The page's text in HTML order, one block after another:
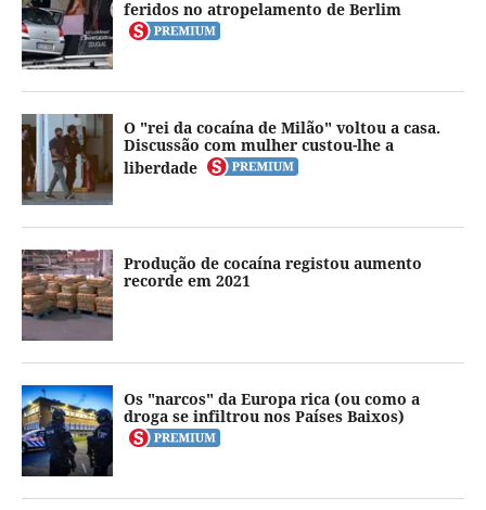
feridos no atropelamento de Berlim
O "rei da cocaína de Milão" voltou a casa.
Discussão com mulher custou-lhe a
liberdade
Produção de cocaína registou aumento
recorde em 2021
Os "narcos" da Europa rica (ou como a
droga se infiltrou nos Países Baixos)